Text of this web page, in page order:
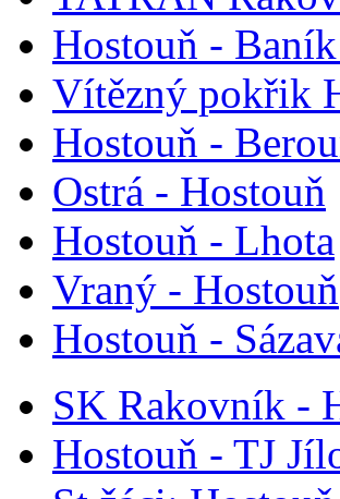
Hostouň -
Vítězný pokřik
Hostouň -
Ostrá - Hostouň
Hostouň - Lhota
Vraný - Hostouň
Hostouň -
SK Rakovník -
Hostouň - TJ